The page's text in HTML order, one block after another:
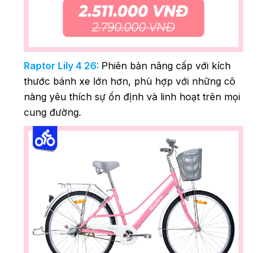
Raptor Lily 4 26: Phiên bản nâng cấp với kích
thước bánh xe lớn hơn, phù hợp với những cô
nàng yêu thích sự ổn định và linh hoạt trên mọi
cung đường.